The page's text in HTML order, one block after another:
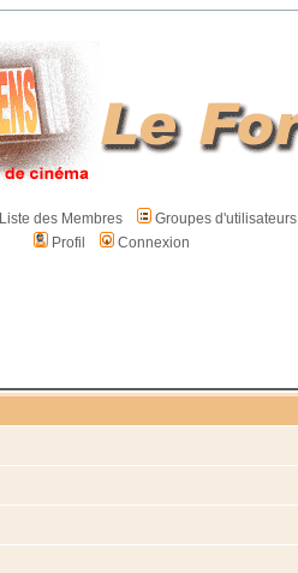
Liste des Membres Groupes d'utilisateurs
Profil
Connexion